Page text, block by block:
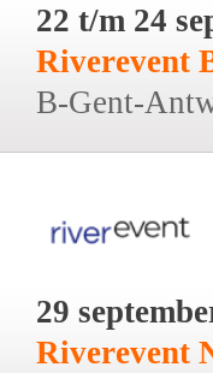
22 t/m 24
Riverevent
B-Gent-
29
Riverevent